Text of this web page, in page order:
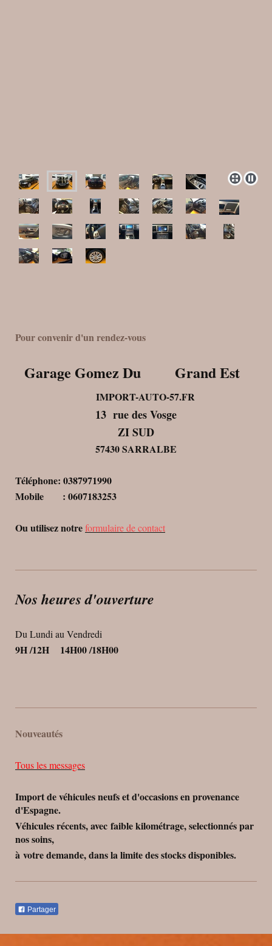
Pour convenir d'un rendez-vous
Garage Gomez Du Grand Est
IMPORT-AUTO-57.FR
13 rue des Vosge
ZI SUD
57430 SARRALBE
Téléphone: 0387971990
Mobile : 0607183253
Ou utilisez notreformulaire de contact
Nos heures d'ouverture
Du Lundi au Vendredi
9H /12H 14H00 /18H00
Nouveautés
Tous les messages
Import de véhicules neufs et d'occasions en provenance
d'Espagne.
Véhicules récents, avec faible kilométrage, selectionnés par
nos soins,
à votre demande, dans la limite des stocks disponibles.
Partager